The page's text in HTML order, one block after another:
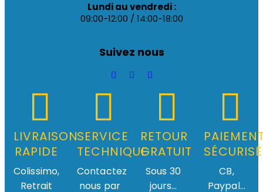
Lundi au vendredi :
09:00-12:00 / 14:00-18:00
Suivez nous
LIVRAISON
RAPIDE
Colissimo,
Retrait
SERVICE
TECHNIQUE
Contactez
nous par
RETOUR
GRATUIT
Sous 30
jours...
SÉCURISÉ
CB,
Paypal...